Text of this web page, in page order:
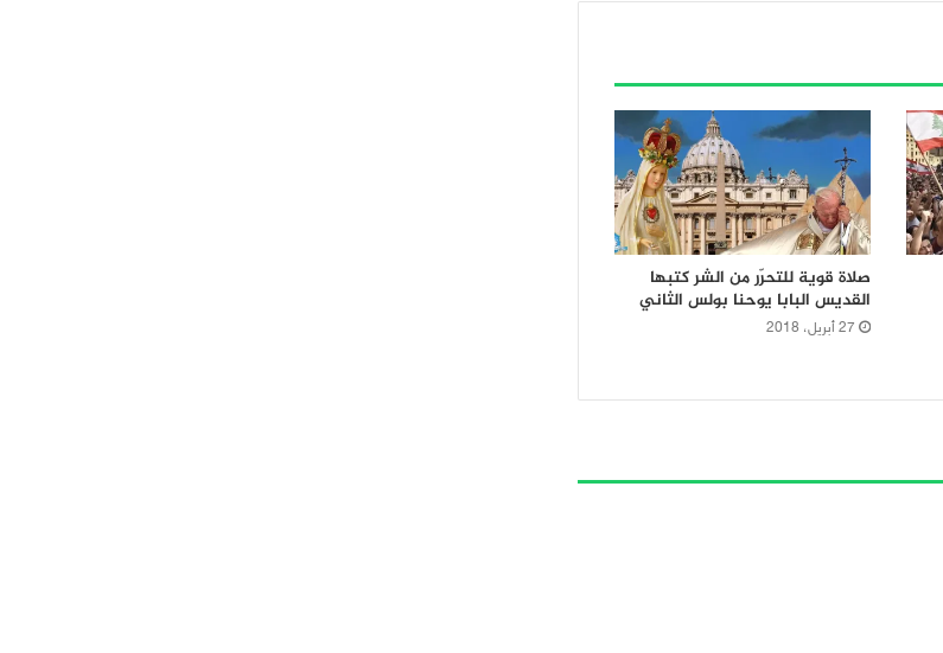
صلاة قوية للتحرّر من الشر كتبها
القديس البابا يوحنا بولس الثاني
27 أبريل، 2018